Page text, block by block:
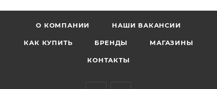
О КОМПАНИИ НАШИ ВАКАНСИИ
КАК КУПИТЬ БРЕНДЫ МАГАЗИНЫ
КОНТАКТЫ